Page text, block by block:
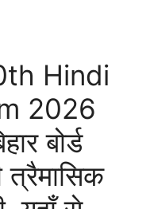
Hindi
2026
बोर्ड
त्रैमासिक